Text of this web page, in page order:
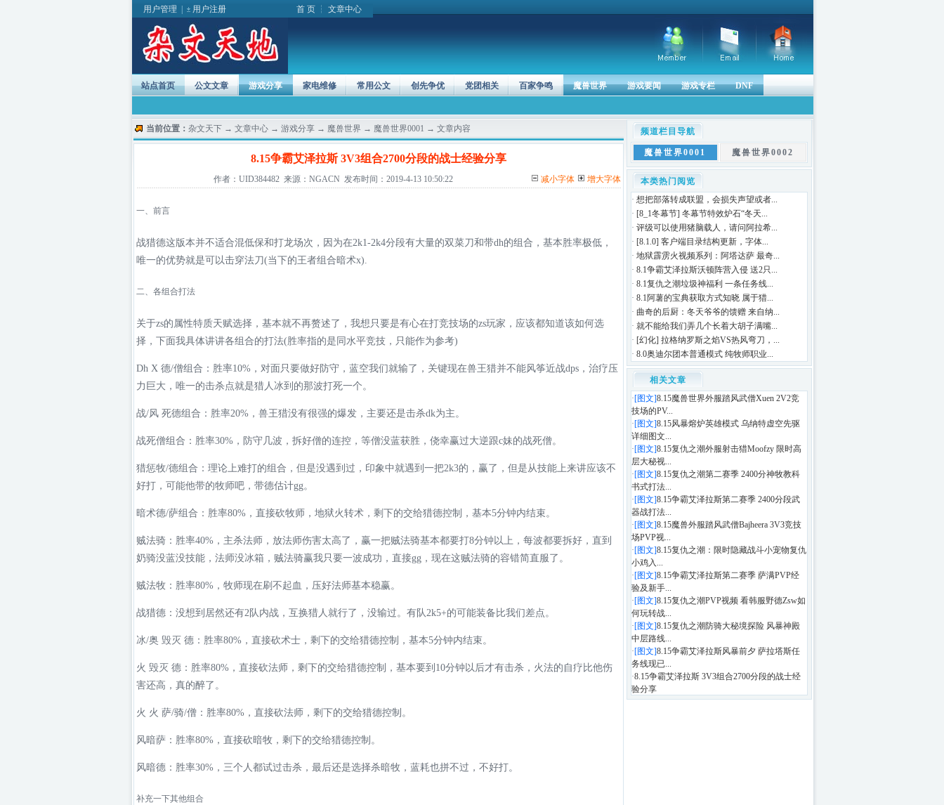
用户管理 用户注册 首 页┆ 文章中心
站点首页 公文文章 游戏分享 家电维修 常用公文 创先争优 党团相关 百家争鸣 魔兽世界 游戏要闻 游戏专栏 DNF
当前位置： 杂文天下→ 文章中心→ 游戏分享→ 魔兽世界 → 魔兽世界0001 → 文章内容
8.15争霸艾泽拉斯 3V3组合2700分段的战士经验分享
减小字体 增大字体
作者：UID384482 来源：NGACN 发布时间：2019-4-13 10:50:22
一、前言
战猎德这版本并不适合混低保和打龙场次，因为在2k1-2k4分段有大量的双菜刀和带dh的组合，基本胜率极低，
唯一的优势就是可以击穿法刀(当下的王者组合暗术x).
二、各组合打法
关于zs的属性特质天赋选择，基本就不再赘述了，我想只要是有心在打竞技场的zs玩家，应该都知道该如何选
择，下面我具体讲讲各组合的打法(胜率指的是同水平竞技，只能作为参考)
Dh X 德/僧组合：胜率10%，对面只要做好防守，蓝空我们就输了，关键现在兽王猎并不能风筝近战dps，治疗压
力巨大，唯一的击杀点就是猎人冰到的那波打死一个。
战/风 死德组合：胜率20%，兽王猎没有很强的爆发，主要还是击杀dk为主。
战死僧组合：胜率30%，防守几波，拆好僧的连控，等僧没蓝获胜，侥幸赢过大逆跟c妹的战死僧。
猎惩牧/德组合：理论上难打的组合，但是没遇到过，印象中就遇到一把2k3的，赢了，但是从技能上来讲应该不
好打，可能他带的牧师吧，带德估计gg。
暗术德/萨组合：胜率80%，直接砍牧师，地狱火转术，剩下的交给猎德控制，基本5分钟内结束。
贼法骑：胜率40%，主杀法师，放法师伤害太高了，赢一把贼法骑基本都要打8分钟以上，每波都要拆好，直到
奶骑没蓝没技能，法师没冰箱，贼法骑赢我只要一波成功，直接gg，现在这贼法骑的容错简直服了。
贼法牧：胜率80%，牧师现在刷不起血，压好法师基本稳赢。
战猎德：没想到居然还有2队内战，互换猎人就行了，没输过。有队2k5+的可能装备比我们差点。
冰/奥 毁灭 德：胜率80%，直接砍术士，剩下的交给猎德控制，基本5分钟内结束。
火 毁灭 德：胜率80%，直接砍法师，剩下的交给猎德控制，基本要到10分钟以后才有击杀，火法的自疗比他伤
害还高，真的醉了。
火 火 萨/骑/僧：胜率80%，直接砍法师，剩下的交给猎德控制。
风暗萨：胜率80%，直接砍暗牧，剩下的交给猎德控制。
风暗德：胜率30%，三个人都试过击杀，最后还是选择杀暗牧，蓝耗也拼不过，不好打。
补充一下其他组合
频道栏目导航
魔兽世界0001 魔兽世界0002
本类热门阅览
· 想把部落转成联盟，会损失声望或者...
· [8_1冬幕节] 冬幕节特效炉石“冬天...
· 评级可以使用猪脑载人，请问阿拉希...
· [8.1.0] 客户端目录结构更新，字体...
· 地狱霹雳火视频系列：阿塔达萨 最奇...
· 8.1争霸艾泽拉斯沃顿阵营入侵 送2只...
· 8.1复仇之潮垃圾神福利 一条任务线...
· 8.1阿薯的宝典获取方式知晓 属于猎...
· 曲奇的后厨：冬天爷爷的馈赠 来自纳...
· 就不能给我们弄几个长着大胡子满嘴...
· [幻化] 拉格纳罗斯之焰VS热风弯刀，...
· 8.0奥迪尔团本普通模式 纯牧师职业...
相关文章
·[图文]8.15魔兽世界外服踏风武僧Xuen 2V2竞
技场的PV...
·[图文]8.15风暴熔炉英雄模式 乌纳特虚空先驱
详细图文...
·[图文]8.15复仇之潮外服射击猎Moofzy 限时高
层大秘视...
·[图文]8.15复仇之潮第二赛季 2400分神牧教科
书式打法...
·[图文]8.15争霸艾泽拉斯第二赛季 2400分段武
器战打法...
·[图文]8.15魔兽外服踏风武僧Bajheera 3V3竞技
场PVP视...
·[图文]8.15复仇之潮：限时隐藏战斗小宠物复仇
小鸡入...
·[图文]8.15争霸艾泽拉斯第二赛季 萨满PVP经
验及新手...
·[图文]8.15复仇之潮PVP视频 看韩服野德Zsw如
何玩转战...
·[图文]8.15复仇之潮防骑大秘境探险 风暴神殿
中层路线...
·[图文]8.15争霸艾泽拉斯风暴前夕 萨拉塔斯任
务线现已...
·8.15争霸艾泽拉斯 3V3组合2700分段的战士经
验分享